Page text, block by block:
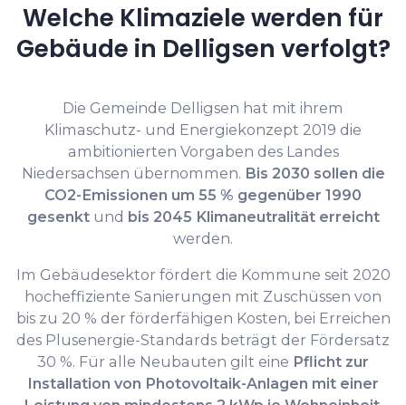
Welche Klimaziele werden für
Gebäude in Delligsen verfolgt?
Die Gemeinde Delligsen hat mit ihrem
Klimaschutz- und Energiekonzept 2019 die
ambitionierten Vorgaben des Landes
Niedersachsen übernommen. Bis 2030 sollen die
CO2-Emissionen um 55 % gegenüber 1990
gesenktund bis 2045 Klimaneutralität erreicht
werden.
Im Gebäudesektor fördert die Kommune seit 2020
hocheffiziente Sanierungen mit Zuschüssen von
bis zu 20 % der förderfähigen Kosten, bei Erreichen
des Plusenergie-Standards beträgt der Fördersatz
30 %. Für alle Neubauten gilt eine Pflicht zur
Installation von Photovoltaik-Anlagen mit einer